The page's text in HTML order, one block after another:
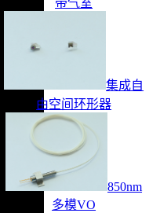
带气室
集成自
由空间环形器
850nm
多模VO